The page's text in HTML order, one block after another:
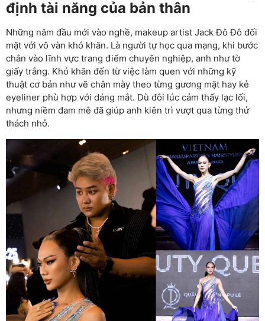
định tài năng của bản thân
Những năm đầu mới vào nghề, makeup artist Jack Đô Đô đối
mặt với vô vàn khó khăn. Là người tự học qua mạng, khi bước
chân vào lĩnh vực trang điểm chuyên nghiệp, anh như tờ
giấy trắng. Khó khăn đến từ việc làm quen với những kỹ
thuật cơ bản như vẽ chân mày theo từng gương mặt hay kẻ
eyeliner phù hợp với dáng mắt. Dù đôi lúc cảm thấy lạc lối,
nhưng niềm đam mê đã giúp anh kiên trì vượt qua từng thử
thách nhỏ.